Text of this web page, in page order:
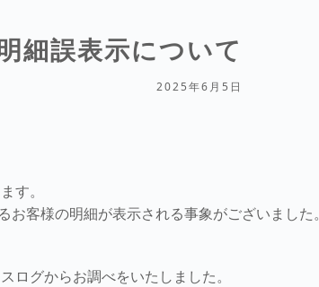
細誤表示について
2025年6月5日
す。
客様の明細が表示される事象がございました。
グからお調べをいたしました。